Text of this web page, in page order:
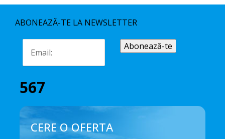
ABONEAZĂ-TE LA NEWSLETTER
567
CERE O OFERTA